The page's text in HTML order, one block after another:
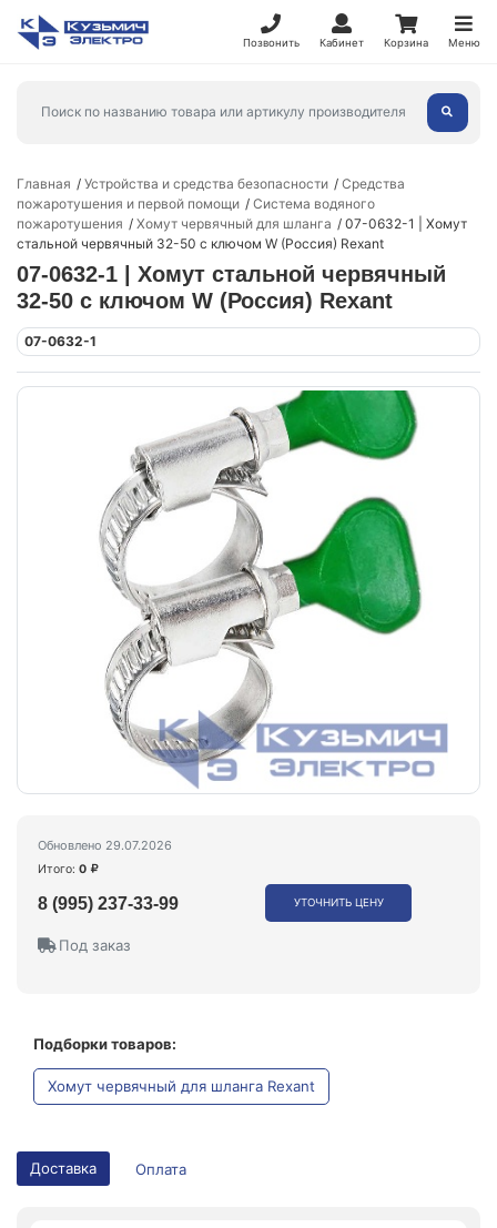
Позвонить Кабинет Корзина Меню
Главная Устройства и средства безопасности
Средства
пожаротушения и первой помощи
Система водяного
пожаротушения
Хомут червячный для шланга
07-0632-1 | Хомут
стальной червячный 32-50 с ключом W (Россия) Rexant
07-0632-1 | Хомут стальной червячный
32-50 с ключом W (Россия) Rexant
07-0632-1
Обновлено 29.07.2026
Итого: 0
8 (995) 237-33-99 УТОЧНИТЬ ЦЕНУ
Под заказ
Подборки товаров:
Хомут червячный для шланга Rexant
Доставка Оплата